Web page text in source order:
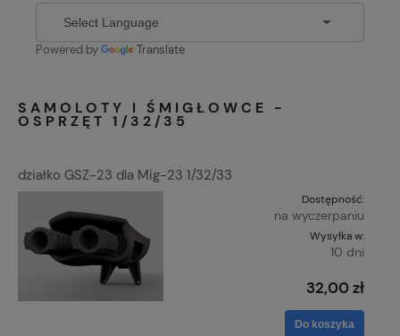
Powered by Translate
SAMOLOTY I ŚMIGŁOWCE -
OSPRZĘT 1/32/35
działko GSZ-23 dla Mig-23 1/32/33
Dostępność:
na wyczerpaniu
Wysyłka w:
10 dni
32,00 zł
Do koszyka